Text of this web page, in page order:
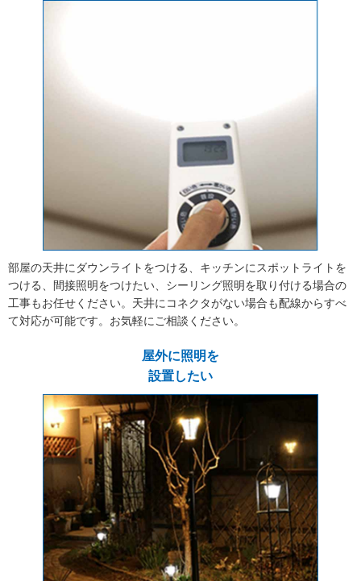
部屋の天井にダウンライトをつける、キッチンにスポットライトを
つける、間接照明をつけたい、シーリング照明を取り付ける場合の
工事もお任せください。天井にコネクタがない場合も配線からすべ
て対応が可能です。お気軽にご相談ください。
屋外に照明を
設置したい